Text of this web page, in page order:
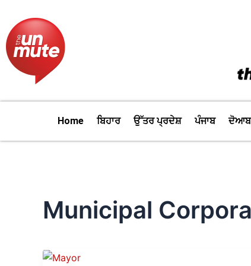
content
Home ਬਿਹਾਰ ਉੱਤਰ ਪ੍ਰਦੇਸ਼ ਪੰਜਾਬ
Municipal